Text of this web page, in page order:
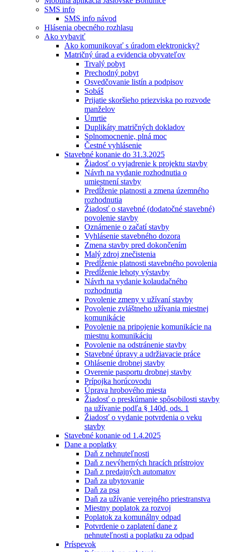
SMS info
SMS info návod
Hlásenia obecného rozhlasu
Ako vybaviť
Ako komunikovať s úradom elektronicky?
Matričný úrad a evidencia obyvateľov
Trvalý pobyt
Prechodný pobyt
Osvedčovanie listín a podpisov
Sobáš
Prijatie skoršieho priezviska po rozvode
manželov
Úmrtie
Duplikáty matričných dokladov
Splnomocnenie, plná moc
Čestné vyhlásenie
Stavebné konanie do 31.3.2025
Žiadosť o vyjadrenie k projektu stavby
Návrh na vydanie rozhodnutia o
umiestnení stavby
Predĺženie platnosti a zmena územného
rozhodnutia
Žiadosť o stavebné (dodatočné stavebné)
povolenie stavby
Oznámenie o začatí stavby
Vyhlásenie stavebného dozora
Zmena stavby pred dokončením
Malý zdroj znečistenia
Predĺženie platnosti stavebného povolenia
Predĺženie lehoty výstavby
Návrh na vydanie kolaudačného
rozhodnutia
Povolenie zmeny v užívaní stavby
Povolenie zvláštneho užívania miestnej
komunikácie
Povolenie na pripojenie komunikácie na
miestnu komunikáciu
Povolenie na odstránenie stavby
Stavebné úpravy a udržiavacie práce
Ohlásenie drobnej stavby
Overenie pasportu drobnej stavby
Prípojka horúcovodu
Úprava hrobového miesta
Žiadosť o preskúmanie spôsobilosti stavby
na užívanie podľa § 140d, ods. 1
Žiadosť o vydanie potvrdenia o veku
stavby
Stavebné konanie od 1.4.2025
Dane a poplatky
Daň z nehnuteľnosti
Daň z nevýherných hracích prístrojov
Daň z predajných automatov
Daň za ubytovanie
Daň za psa
Daň za užívanie verejného priestranstva
Miestny poplatok za rozvoj
Poplatok za komunálny odpad
Potvrdenie o zaplatení dane z
nehnuteľnosti a poplatku za odpad
Príspevok